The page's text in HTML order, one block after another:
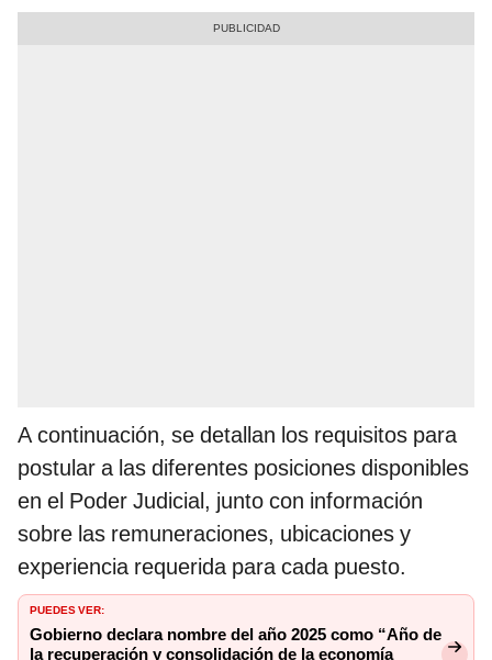
A continuación, se detallan los requisitos para
postular a las diferentes posiciones disponibles
en el Poder Judicial, junto con información
sobre las remuneraciones, ubicaciones y
experiencia requerida para cada puesto.
PUEDES VER:
Gobierno declara nombre del año 2025 como “Año de
la recuperación y consolidación de la economía